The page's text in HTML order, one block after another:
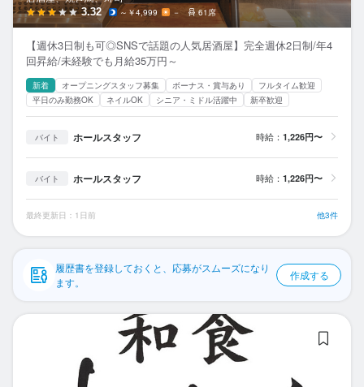
WEB履歴書
スカウト・メルマガ受信設定
ヘルプ・お問い合わせフォーム
食べログ求人PRESS
プライバシーポリシー
利用規約
企業情報
3.32 ～￥4,999 － 61席
【週休3日制も可◎SNSで話題の人気居酒屋】完全週休2日制/年4
回昇給/未経験でも月給35万円～
新着 オープニングスタッフ募集 ボーナス・賞与あり
フルタイム歓迎
平日のみ勤務OK
ネイルOK シニア・ミドル活躍中 新卒歓迎
バイト ホールスタッフ 時給： 1,226円〜
バイト ホールスタッフ 時給： 1,226円〜
最終更新日：1日前 他3件
履歴書を登録しておくと、応募がスムーズになり
ます。
作成する